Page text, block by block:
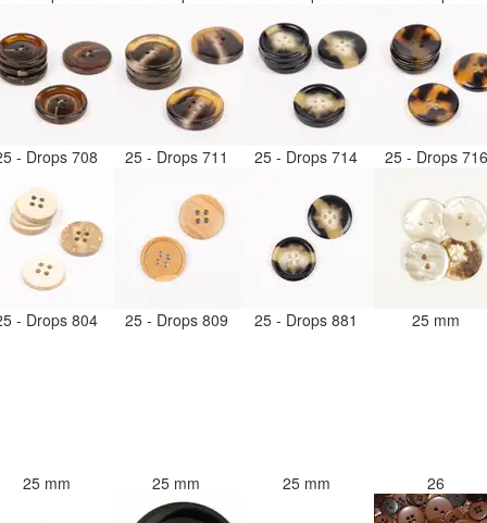
- Drops 708 25 - Drops 711 25 - Drops 714 25 - Drops
- Drops 804 25 - Drops 809 25 - Drops 881 25 mm
25 mm 25 mm 25 mm 26